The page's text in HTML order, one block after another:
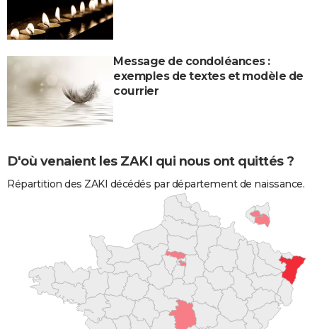
Message de condoléances :
exemples de textes et modèle de
courrier
D'où venaient les ZAKI qui nous ont quittés ?
Répartition des ZAKI décédés par département de naissance.